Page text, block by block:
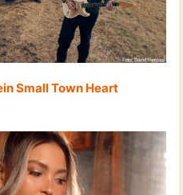
Small Town Heart